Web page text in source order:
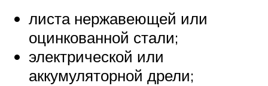
листа нержавеющей или
оцинкованной стали;
электрической или
аккумуляторной дрели;